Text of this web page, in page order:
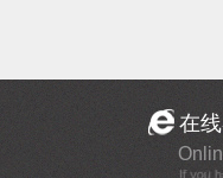
在